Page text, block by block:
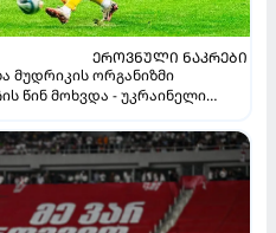
ᲔᲠᲝᲕᲜᲣᲚᲘ ᲜᲐᲙᲠᲔᲑᲘ
მუდრიკის ორგანიზმი
წინ მოხვდა - უკრაინელი